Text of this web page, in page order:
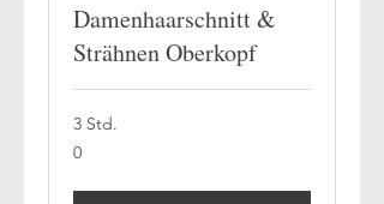
Damenhaarschnitt &
Strähnen Oberkopf
3 Std.
0
0